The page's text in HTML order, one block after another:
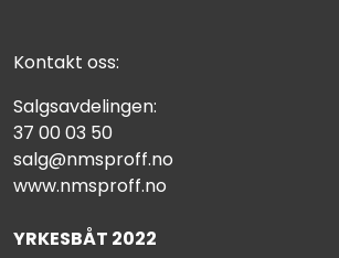
Kontakt oss:
Salgsavdelingen:
37 00 03 50
salg@nmsproff.no
www.nmsproff.no
YRKESBÅT 2022